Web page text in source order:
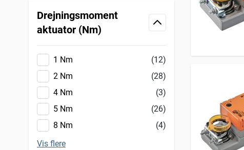
Drejningsmoment
aktuator (Nm)
1 Nm
(12)
2 Nm
(28)
4 Nm
(3)
5 Nm
(26)
8 Nm
(4)
Vis flere